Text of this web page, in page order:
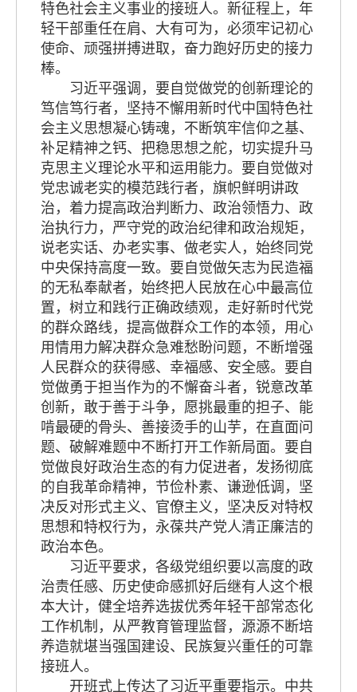
特色社会主义事业的接班人。新征程上，年
轻干部重任在肩、大有可为，必须牢记初心
使命、顽强拼搏进取，奋力跑好历史的接力
棒。
习近平强调，要自觉做党的创新理论的
笃信笃行者，坚持不懈用新时代中国特色社
会主义思想凝心铸魂，不断筑牢信仰之基、
补足精神之钙、把稳思想之舵，切实提升马
克思主义理论水平和运用能力。要自觉做对
党忠诚老实的模范践行者，旗帜鲜明讲政
治，着力提高政治判断力、政治领悟力、政
治执行力，严守党的政治纪律和政治规矩，
说老实话、办老实事、做老实人，始终同党
中央保持高度一致。要自觉做矢志为民造福
的无私奉献者，始终把人民放在心中最高位
置，树立和践行正确政绩观，走好新时代党
的群众路线，提高做群众工作的本领，用心
用情用力解决群众急难愁盼问题，不断增强
人民群众的获得感、幸福感、安全感。要自
觉做勇于担当作为的不懈奋斗者，锐意改革
创新，敢于善于斗争，愿挑最重的担子、能
啃最硬的骨头、善接烫手的山芋，在直面问
题、破解难题中不断打开工作新局面。要自
觉做良好政治生态的有力促进者，发扬彻底
的自我革命精神，节俭朴素、谦逊低调，坚
决反对形式主义、官僚主义，坚决反对特权
思想和特权行为，永葆共产党人清正廉洁的
政治本色。
习近平要求，各级党组织要以高度的政
治责任感、历史使命感抓好后继有人这个根
本大计，健全培养选拔优秀年轻干部常态化
工作机制，从严教育管理监督，源源不断培
养造就堪当强国建设、民族复兴重任的可靠
接班人。
开班式上传达了习近平重要指示。中共